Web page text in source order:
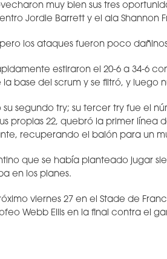
muy bien sus tres
Jordie Barrett y el ala Shannon
los ataques fueron poco
estiraron el 20-6 a 34-6
base del scrum y se filtró, y luego
segundo try; su tercer try fue el
propias 22, quebró la primer línea
recuperando el balón para un
que se había planteado jugar
en los planes.
viernes 27 en el Stade de
Webb Ellis en la final contra el